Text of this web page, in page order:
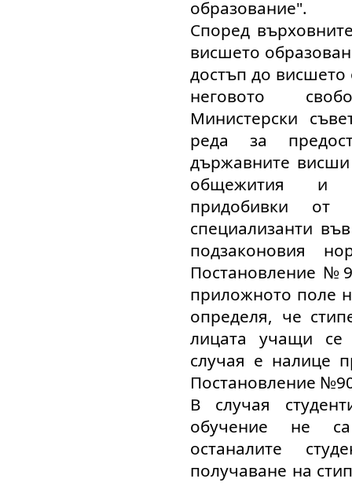
образование".
Според
висшето
достъп до висшето
неговото
Министерски
реда за
държавните
общежития и
придобивки от
специализанти
подзаконовия
Постановление
приложното поле
определя, че
лицата учащи
случая е налице
Постановление
В случая
обучение не
останалите
получаване на